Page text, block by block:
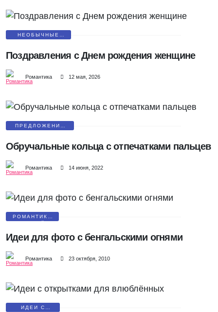
НЕОБЫЧНЫЕ
Поздравления с Днем рождения женщине
Романтика 12 мая, 2026
ПРЕДЛОЖЕНИЕ
Обручальные кольца с отпечатками пальцев
Романтика 14 июня, 2022
РОМАНТИКА
Идеи для фото с бенгальскими огнями
Романтика 23 октября, 2010
ИДЕИ С